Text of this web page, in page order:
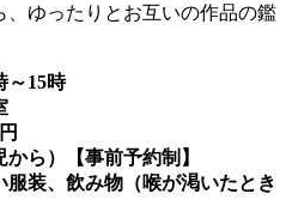
ゆったりとお互いの作品の鑑
～15時
ら）【事前予約制】
装、飲み物（喉が渇いたとき